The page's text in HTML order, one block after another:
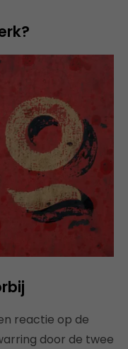
reactie op de
door de twee